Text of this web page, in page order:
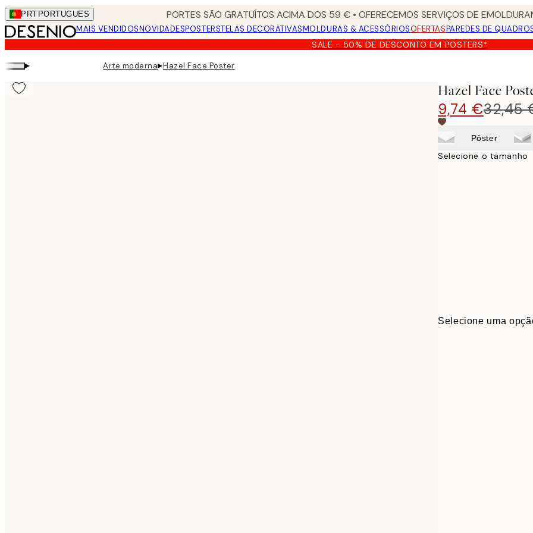
Skip
to
main
content.
PRT PORTUGUES PORTES SÃO GRATUÍTOS ACIMA DOS 59 € • OFERECEMOS SERVIÇOS DE
MAIS VENDIDOSNOVIDADESPOSTERSTELAS DECORATIVASMOLDURAS & ACESSÓRIOSOFERTASPAREDES DE
SALE - 50% DE DESCONTO EM POSTERS*
▸ Arte moderna▸Hazel Face Poster
Hazel Face
9,74 €32,45
Pôster
Selecione o tamanho
Selecione uma